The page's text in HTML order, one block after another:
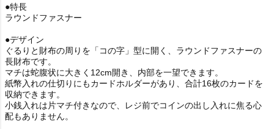
●特長
ラウンドファスナー
●デザイン
ぐるりと財布の周りを「コの字」型に開く、ラウンドファスナーの
長財布です。
マチは蛇腹状に大きく12cm開き、内部を一望できます。
紙幣入れの仕切りにもカードホルダーがあり、合計16枚のカードを
収納できます。
小銭入れは片マチ付きなので、レジ前でコインの出し入れに焦る心
配もありません。